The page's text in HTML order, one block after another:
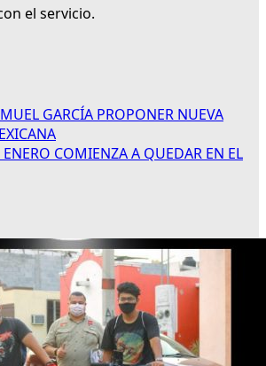
el servicio.
GARCÍA PROPONER NUEVA
ENERO COMIENZA A QUEDAR EN EL